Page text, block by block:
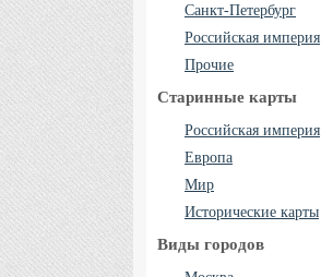
Санкт-Петербург
Российская империя
Прочие
Старинные карты
Российская империя
Европа
Мир
Исторические карты
Виды городов